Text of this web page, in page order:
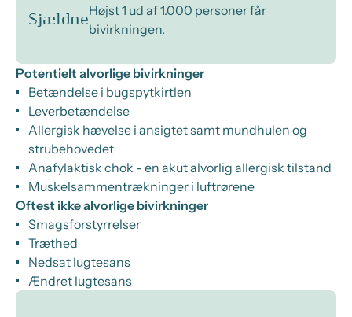
Sjældne
Højst 1 ud af 1.000 personer får
bivirkningen.
Potentielt alvorlige bivirkninger
Betændelse i bugspytkirtlen
Leverbetændelse
Allergisk hævelse i ansigtet samt mundhulen og
strubehovedet
Anafylaktisk chok - en akut alvorlig allergisk tilstand
Muskelsammentrækninger i luftrørene
Oftest ikke alvorlige bivirkninger
Smagsforstyrrelser
Træthed
Nedsat lugtesans
Ændret lugtesans